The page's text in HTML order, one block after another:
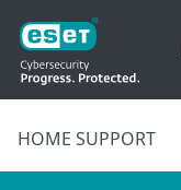
HOME SUPPORT